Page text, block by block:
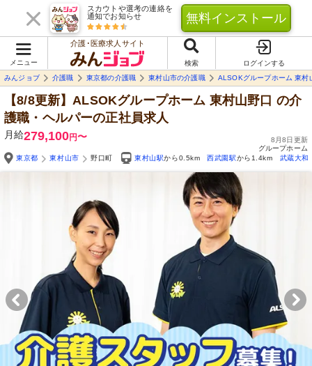
スカウトや選考の連絡を
通知でお知らせ
無料インストール
メニュー
介護･医療求人サイト
検索
ログインする
みんジョブ
介護職 東京都の介護職 東村山市の介護職 ALSOKグループホーム 東村
【8/8更新】ALSOKグループホーム 東村山野口 の介
護職・ヘルパーの正社員求人
月給279,100円〜
8月8日更新
グループホーム
東京都
東村山市 野口町 東村山駅から0.5km 西武園駅から1.4km 武蔵大和